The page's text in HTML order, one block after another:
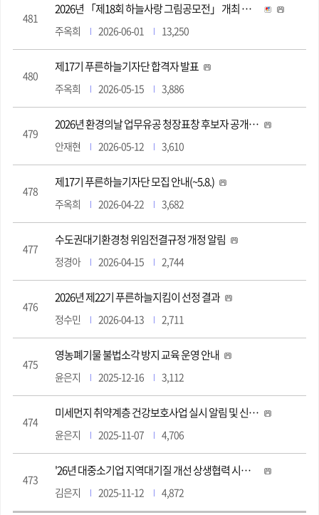
481
2026년 「제18회 하늘사랑 그림공모전」 개최 안내(6.1.(월)~7.10(금))
주옥희 2026-06-01 13,250
480
제17기 푸른하늘기자단 합격자 발표
주옥희 2026-05-15 3,886
479
2026년 환경의날 업무유공 청장표창 후보자 공개검증
안재현 2026-05-12 3,610
478
제17기 푸른하늘기자단 모집 안내(~5.8.)
주옥희 2026-04-22 3,682
477
수도권대기환경청 위임전결규정 개정 알림
정경아 2026-04-15 2,744
476
2026년 제22기 푸른하늘지킴이 선정 결과
정수민 2026-04-13 2,711
475
영농폐기물 불법소각 방지 교육 운영 안내
윤은지 2025-12-16 3,112
474
미세먼지 취약계층 건강보호사업 실시 알림 및 신청 안내
윤은지 2025-11-07 4,706
473
'26년 대중소기업 지역대기질 개선 상생협력 시범사업 사전 수요조사 실시 안내
김은지 2025-11-12 4,872